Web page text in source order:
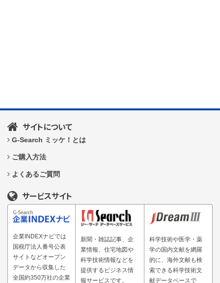
サイトについて
G-Search ミッケ！とは
ご購入方法
よくあるご質問
サービスサイト
企業INDEXナビでは
国税庁法人番号公表
サイトなどオープン
データから収集した
全国約350万社の企業
新聞・雑誌記事、企
業情報、住宅地図や
科学技術情報などを
提供するビジネス情
報サービスです。
科学技術や医学・薬
学の国内文献を網羅
的に、海外文献も検
索できる科学技術文
献データベースで